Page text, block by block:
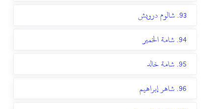
93. شالوم درويش
94. شامة الخمير
95. شامة خالد
96. شاهر إبراهيم